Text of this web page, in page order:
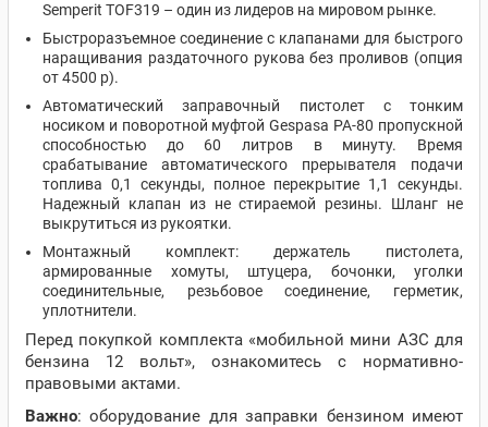
Semperit TOF319 – один из лидеров на мировом рынке.
Быстроразъемное соединение с клапанами для быстрого
наращивания раздаточного рукова без проливов (опция
от 4500 р).
Автоматический заправочный пистолет с тонким
носиком и поворотной муфтой Gespasa PA-80 пропускной
способностью до 60 литров в минуту. Время
срабатывание автоматического прерывателя подачи
топлива 0,1 секунды, полное перекрытие 1,1 секунды.
Надежный клапан из не стираемой резины. Шланг не
выкрутиться из рукоятки.
Монтажный комплект: держатель пистолета,
армированные хомуты, штуцера, бочонки, уголки
соединительные, резьбовое соединение, герметик,
уплотнители.
Перед покупкой комплекта «мобильной мини АЗС для
бензина 12 вольт», ознакомитесь с нормативно-
правовыми актами.
Важно: оборудование для заправки бензином имеют